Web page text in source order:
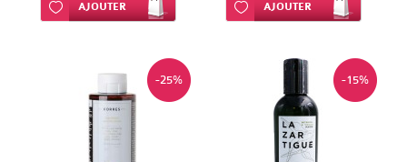
Ajouter à ma liste d’envie
AJOUTER Ajouter à ma liste d’envie
AJOUTER
-25% -15%